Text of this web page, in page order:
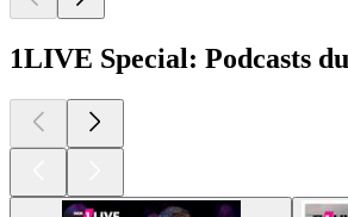
1LIVE Special: Podcasts